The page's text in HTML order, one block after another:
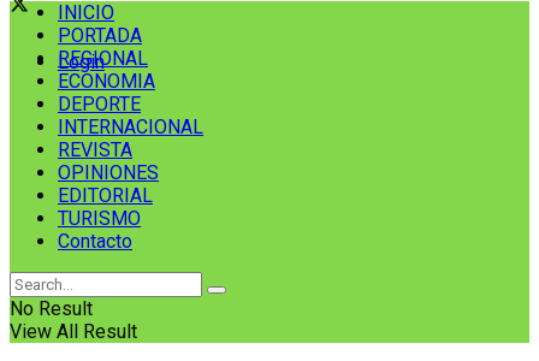
Login
INICIO
PORTADA
REGIONAL
ECONOMIA
DEPORTE
INTERNACIONAL
REVISTA
OPINIONES
EDITORIAL
TURISMO
Contacto
No Result
View All Result